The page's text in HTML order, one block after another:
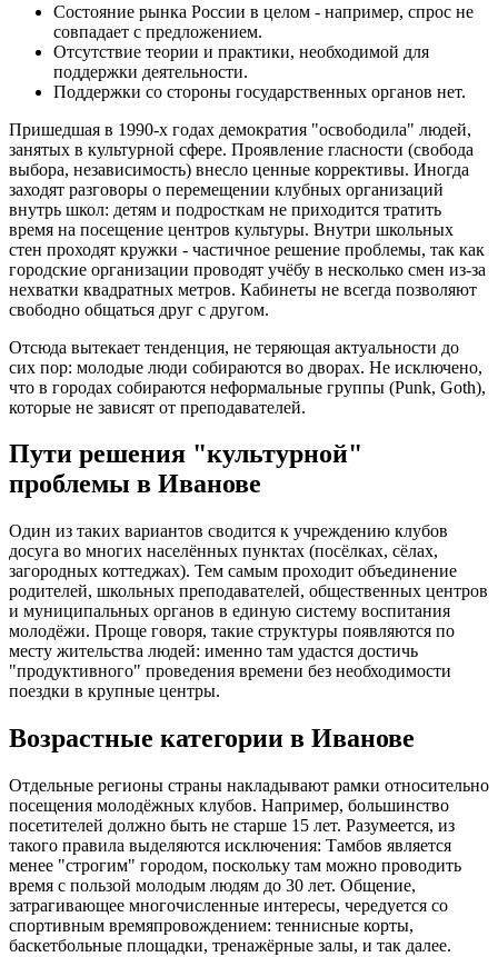
Состояние рынка России в целом - например, спрос не
совпадает с предложением.
Отсутствие теории и практики, необходимой для
поддержки деятельности.
Поддержки со стороны государственных органов нет.
Пришедшая в 1990-х годах демократия "освободила" людей,
занятых в культурной сфере. Проявление гласности (свобода
выбора, независимость) внесло ценные коррективы. Иногда
заходят разговоры о перемещении клубных организаций
внутрь школ: детям и подросткам не приходится тратить
время на посещение центров культуры. Внутри школьных
стен проходят кружки - частичное решение проблемы, так как
городские организации проводят учёбу в несколько смен из-за
нехватки квадратных метров. Кабинеты не всегда позволяют
свободно общаться друг с другом.
Отсюда вытекает тенденция, не теряющая актуальности до
сих пор: молодые люди собираются во дворах. Не исключено,
что в городах собираются неформальные группы (Punk, Goth),
которые не зависят от преподавателей.
Пути решения "культурной"
проблемы в Иванове
Один из таких вариантов сводится к учреждению клубов
досуга во многих населённых пунктах (посёлках, сёлах,
загородных коттеджах). Тем самым проходит объединение
родителей, школьных преподавателей, общественных центров
и муниципальных органов в единую систему воспитания
молодёжи. Проще говоря, такие структуры появляются по
месту жительства людей: именно там удастся достичь
"продуктивного" проведения времени без необходимости
поездки в крупные центры.
Возрастные категории в Иванове
Отдельные регионы страны накладывают рамки относительно
посещения молодёжных клубов. Например, большинство
посетителей должно быть не старше 15 лет. Разумеется, из
такого правила выделяются исключения: Тамбов является
менее "строгим" городом, поскольку там можно проводить
время с пользой молодым людям до 30 лет. Общение,
затрагивающее многочисленные интересы, чередуется со
спортивным времяпровождением: теннисные корты,
баскетбольные площадки, тренажёрные залы, и так далее.